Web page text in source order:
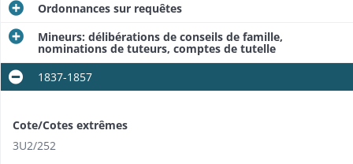
Ordonnances sur requêtes
Mineurs: délibérations de conseils de famille,
nominations de tuteurs, comptes de tutelle
1837-1857
Cote/Cotes extrêmes
3U2/252